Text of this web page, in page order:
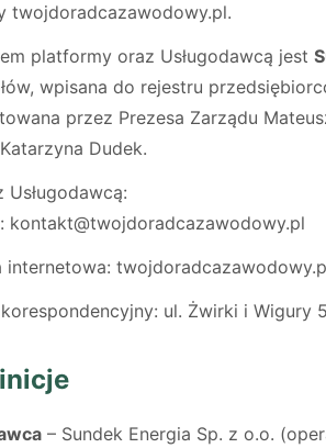
twojdoradcazawodowy.pl.
platformy oraz Usługodawcą jest
wpisana do rejestru
przez Prezesa Zarządu
Dudek.
Usługodawcą:
kontakt@twojdoradcazawodowy.pl
internetowa:
ul. Żwirki i Wigury
– Sundek Energia Sp. z o.o.